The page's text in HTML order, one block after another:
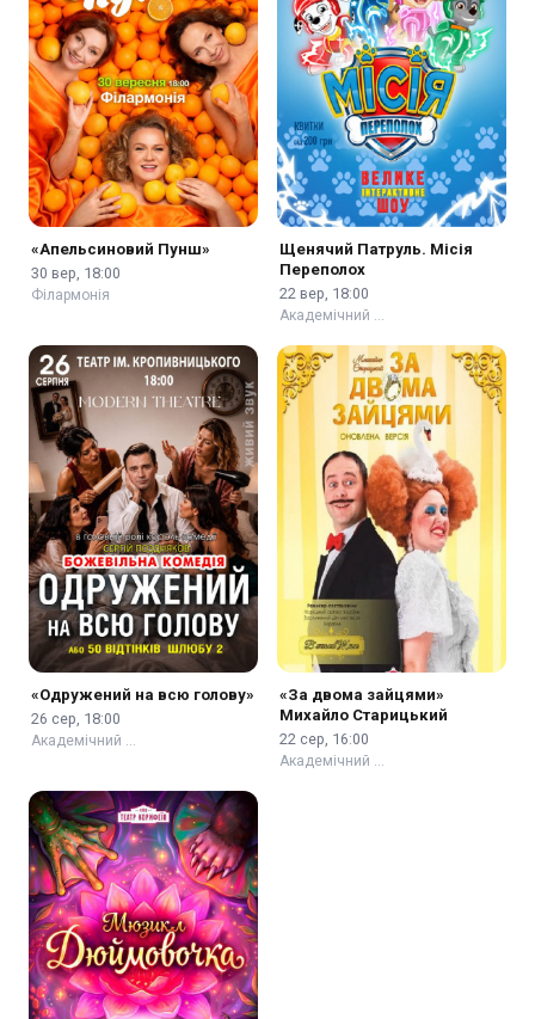
«Апельсиновий Пунш»
30 вер, 18:00
Філармонія
Щенячий Патруль. Місія
Переполох
22 вер, 18:00
Академічний …
«Одружений на всю голову»
26 сер, 18:00
Академічний …
«За двома зайцями»
Михайло Старицький
22 сер, 16:00
Академічний …